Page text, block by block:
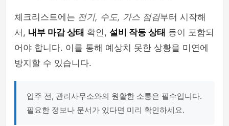
체크리스트에는 전기, 수도, 가스 점검부터 시작해
서, 내부 마감 상태 확인, 설비 작동 상태 등이 포함되
어야 합니다. 이를 통해 예상치 못한 상황을 미연에
방지할 수 있습니다.
입주 전, 관리사무소와의 원활한 소통은 필수입니다.
필요한 정보나 문서가 있다면 미리 확인하세요.